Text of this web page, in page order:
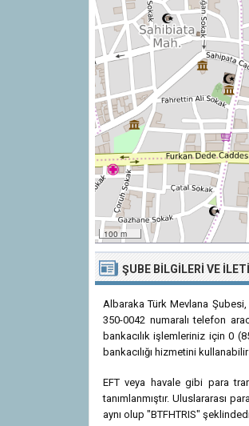
100 m
ŞUBE BILGILERI VE
Albaraka Türk Mevlana
350-0042 numaralı telefon
bankacılık işlemleriniz için 0
bankacılığı hizmetini
EFT veya havale gibi para
tanımlanmıştır. Uluslararası
aynı olup "BTFHTRIS"